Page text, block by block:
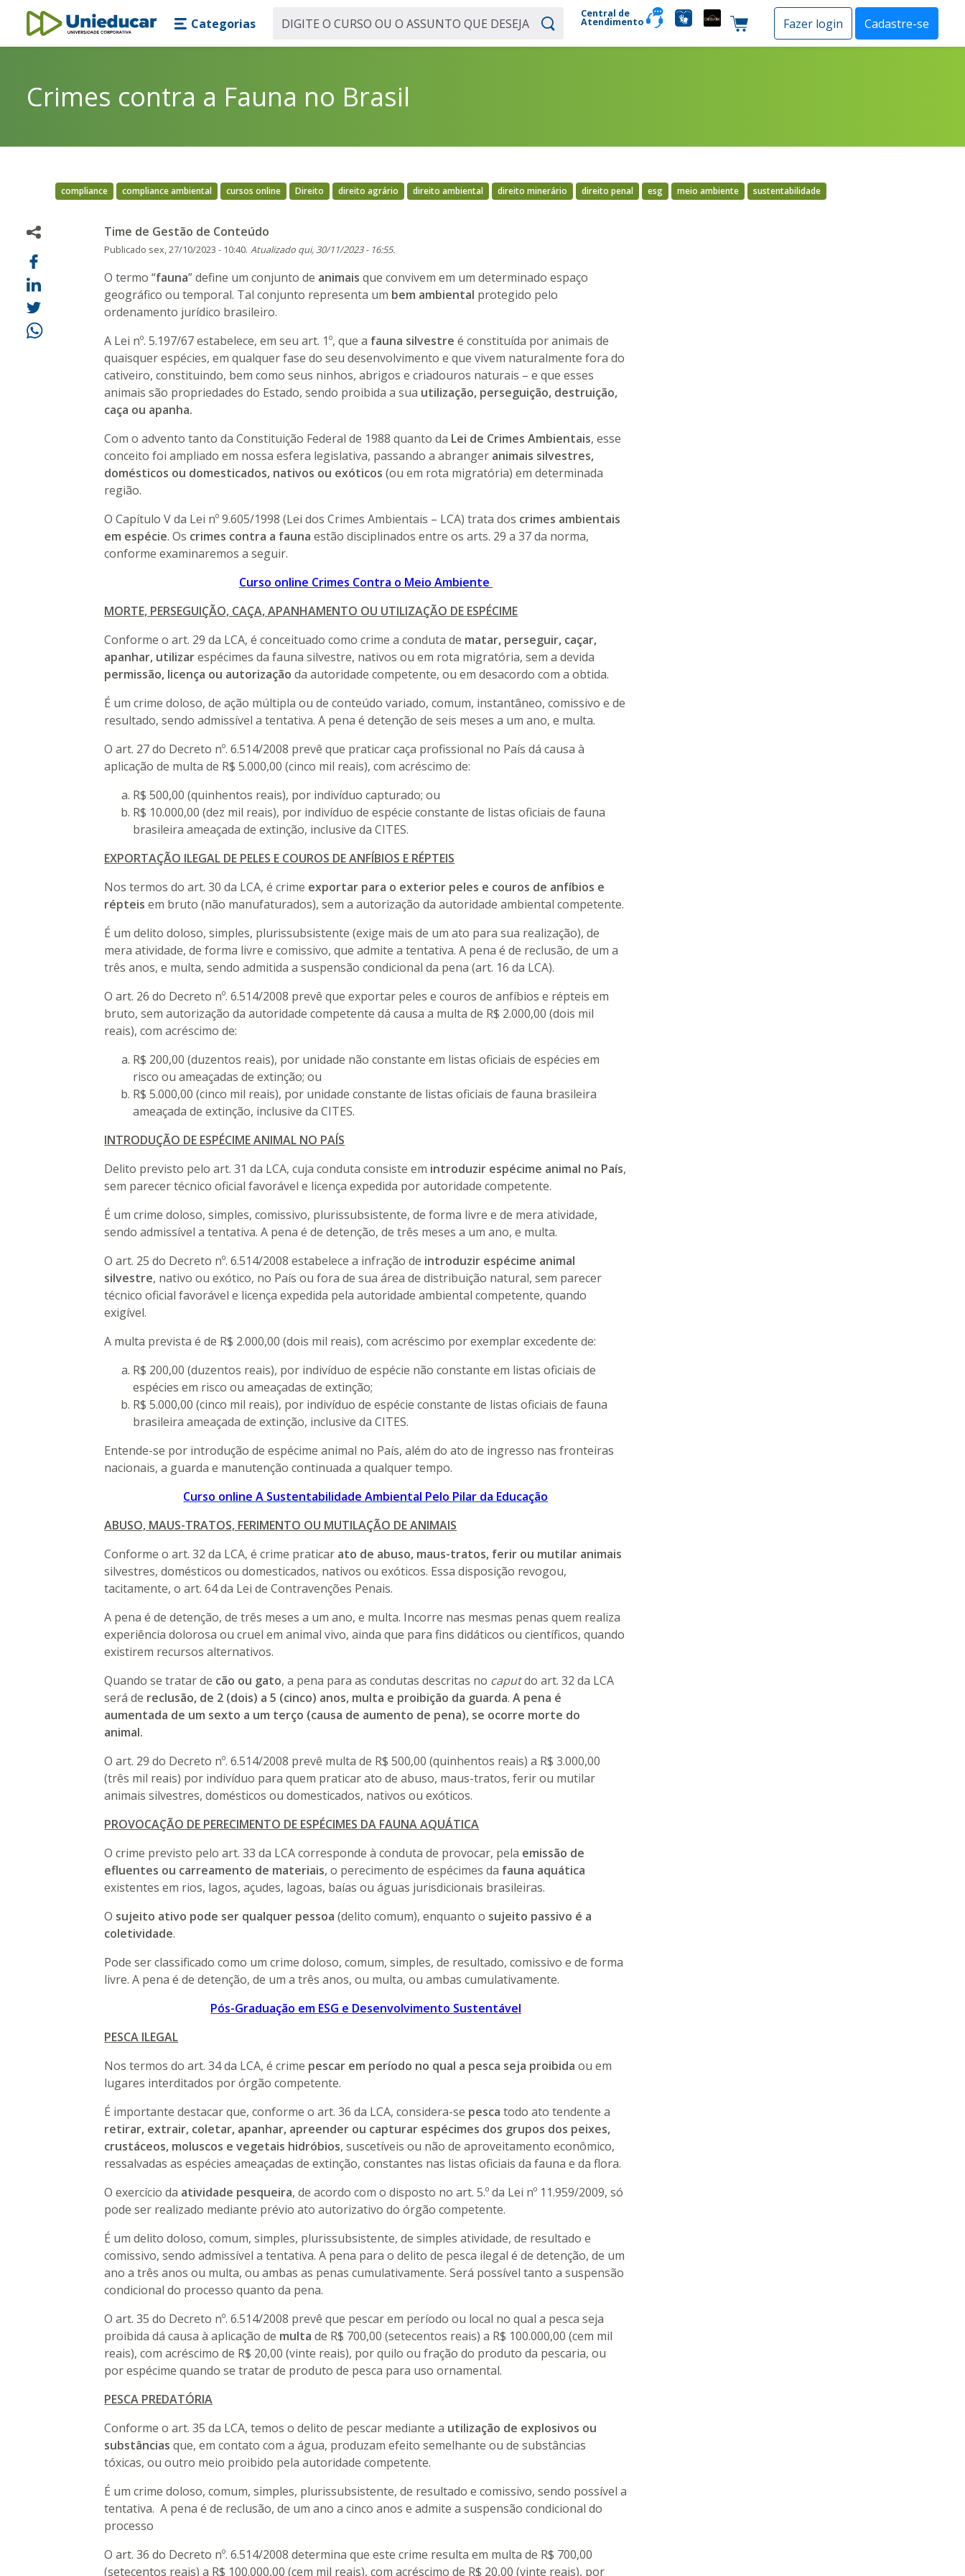
Skip main navigation
Skip to main content
Unieducar
Categorias
Central de
Atendimento Carrinho de compras
Fazer login Cadastre-se
Crimes contra a Fauna no Brasil
compliance compliance ambiental cursos online Direito direito agrário direito ambiental direito minerário direito penal esg meio ambiente sustentabilidade
Time de Gestão de Conteúdo
Publicado sex, 27/10/2023 - 10:40. Atualizado qui, 30/11/2023 - 16:55.
O termo “fauna” define um conjunto de animais que convivem em um determinado espaço
geográfico ou temporal. Tal conjunto representa um bem ambiental protegido pelo
ordenamento jurídico brasileiro.
A Lei nº. 5.197/67 estabelece, em seu art. 1º, que a fauna silvestre é constituída por animais de
quaisquer espécies, em qualquer fase do seu desenvolvimento e que vivem naturalmente fora do
cativeiro, constituindo, bem como seus ninhos, abrigos e criadouros naturais – e que esses
animais são propriedades do Estado, sendo proibida a sua utilização, perseguição, destruição,
caça ou apanha.
Com o advento tanto da Constituição Federal de 1988 quanto da Lei de Crimes Ambientais, esse
conceito foi ampliado em nossa esfera legislativa, passando a abranger animais silvestres,
domésticos ou domesticados, nativos ou exóticos (ou em rota migratória) em determinada
região.
O Capítulo V da Lei nº 9.605/1998 (Lei dos Crimes Ambientais – LCA) trata dos crimes ambientais
em espécie. Os crimes contra a fauna estão disciplinados entre os arts. 29 a 37 da norma,
conforme examinaremos a seguir.
Curso online Crimes Contra o Meio Ambiente
MORTE, PERSEGUIÇÃO, CAÇA, APANHAMENTO OU UTILIZAÇÃO DE ESPÉCIME
Conforme o art. 29 da LCA, é conceituado como crime a conduta de matar, perseguir, caçar,
apanhar, utilizarespécimes da fauna silvestre, nativos ou em rota migratória, sem a devida
permissão, licença ou autorização da autoridade competente, ou em desacordo com a obtida.
É um crime doloso, de ação múltipla ou de conteúdo variado, comum, instantâneo, comissivo e de
resultado, sendo admissível a tentativa. A pena é detenção de seis meses a um ano, e multa.
O art. 27 do Decreto nº. 6.514/2008 prevê que praticar caça profissional no País dá causa à
aplicação de multa de R$ 5.000,00 (cinco mil reais), com acréscimo de:
R$ 500,00 (quinhentos reais), por indivíduo capturado; ou
R$ 10.000,00 (dez mil reais), por indivíduo de espécie constante de listas oficiais de fauna
brasileira ameaçada de extinção, inclusive da CITES.
EXPORTAÇÃO ILEGAL DE PELES E COUROS DE ANFÍBIOS E RÉPTEIS
Nos termos do art. 30 da LCA, é crime exportar para o exterior peles e couros de anfíbios e
répteis em bruto (não manufaturados), sem a autorização da autoridade ambiental competente.
É um delito doloso, simples, plurissubsistente (exige mais de um ato para sua realização), de
mera atividade, de forma livre e comissivo, que admite a tentativa. A pena é de reclusão, de um a
três anos, e multa, sendo admitida a suspensão condicional da pena (art. 16 da LCA).
O art. 26 do Decreto nº. 6.514/2008 prevê que exportar peles e couros de anfíbios e répteis em
bruto, sem autorização da autoridade competente dá causa a multa de R$ 2.000,00 (dois mil
reais), com acréscimo de:
R$ 200,00 (duzentos reais), por unidade não constante em listas oficiais de espécies em
risco ou ameaçadas de extinção; ou
R$ 5.000,00 (cinco mil reais), por unidade constante de listas oficiais de fauna brasileira
ameaçada de extinção, inclusive da CITES.
INTRODUÇÃO DE ESPÉCIME ANIMAL NO PAÍS
Delito previsto pelo art. 31 da LCA, cuja conduta consiste em introduzir espécime animal no País,
sem parecer técnico oficial favorável e licença expedida por autoridade competente.
É um crime doloso, simples, comissivo, plurissubsistente, de forma livre e de mera atividade,
sendo admissível a tentativa. A pena é de detenção, de três meses a um ano, e multa.
O art. 25 do Decreto nº. 6.514/2008 estabelece a infração de introduzir espécime animal
silvestre, nativo ou exótico, no País ou fora de sua área de distribuição natural, sem parecer
técnico oficial favorável e licença expedida pela autoridade ambiental competente, quando
exigível.
A multa prevista é de R$ 2.000,00 (dois mil reais), com acréscimo por exemplar excedente de:
R$ 200,00 (duzentos reais), por indivíduo de espécie não constante em listas oficiais de
espécies em risco ou ameaçadas de extinção;
R$ 5.000,00 (cinco mil reais), por indivíduo de espécie constante de listas oficiais de fauna
brasileira ameaçada de extinção, inclusive da CITES.
Entende-se por introdução de espécime animal no País, além do ato de ingresso nas fronteiras
nacionais, a guarda e manutenção continuada a qualquer tempo.
Curso online A Sustentabilidade Ambiental Pelo Pilar da Educação
ABUSO, MAUS-TRATOS, FERIMENTO OU MUTILAÇÃO DE ANIMAIS
Conforme o art. 32 da LCA, é crime praticar ato de abuso, maus-tratos, ferir ou mutilar animais
silvestres, domésticos ou domesticados, nativos ou exóticos. Essa disposição revogou,
tacitamente, o art. 64 da Lei de Contravenções Penais.
A pena é de detenção, de três meses a um ano, e multa. Incorre nas mesmas penas quem realiza
experiência dolorosa ou cruel em animal vivo, ainda que para fins didáticos ou científicos, quando
existirem recursos alternativos.
Quando se tratar de cão ou gato, a pena para as condutas descritas no caputdo art. 32 da LCA
será de reclusão, de 2 (dois) a 5 (cinco) anos, multa e proibição da guarda.A pena é
aumentada de um sexto a um terço (causa de aumento de pena), se ocorre morte do
animal.
O art. 29 do Decreto nº. 6.514/2008 prevê multa de R$ 500,00 (quinhentos reais) a R$ 3.000,00
(três mil reais) por indivíduo para quem praticar ato de abuso, maus-tratos, ferir ou mutilar
animais silvestres, domésticos ou domesticados, nativos ou exóticos.
PROVOCAÇÃO DE PERECIMENTO DE ESPÉCIMES DA FAUNA AQUÁTICA
O crime previsto pelo art. 33 da LCA corresponde à conduta de provocar, pela emissão de
efluentes ou carreamento de materiais, o perecimento de espécimes da fauna aquática
existentes em rios, lagos, açudes, lagoas, baías ou águas jurisdicionais brasileiras.
O sujeito ativo pode ser qualquer pessoa (delito comum), enquanto o sujeito passivo é a
coletividade.
Pode ser classificado como um crime doloso, comum, simples, de resultado, comissivo e de forma
livre. A pena é de detenção, de um a três anos, ou multa, ou ambas cumulativamente.
Pós-Graduação em ESG e Desenvolvimento Sustentável
PESCA ILEGAL
Nos termos do art. 34 da LCA, é crime pescar em período no qual a pesca seja proibida ou em
lugares interditados por órgão competente.
É importante destacar que, conforme o art. 36 da LCA, considera-se pescatodo ato tendente a
retirar, extrair, coletar, apanhar, apreender ou capturar espécimes dos grupos dos peixes,
crustáceos, moluscos e vegetais hidróbios, suscetíveis ou não de aproveitamento econômico,
ressalvadas as espécies ameaçadas de extinção, constantes nas listas oficiais da fauna e da flora.
O exercício da atividade pesqueira, de acordo com o disposto no art. 5.º da Lei nº 11.959/2009, só
pode ser realizado mediante prévio ato autorizativo do órgão competente.
É um delito doloso, comum, simples, plurissubsistente, de simples atividade, de resultado e
comissivo, sendo admissível a tentativa. A pena para o delito de pesca ilegal é de detenção, de um
ano a três anos ou multa, ou ambas as penas cumulativamente. Será possível tanto a suspensão
condicional do processo quanto da pena.
O art. 35 do Decreto nº. 6.514/2008 prevê que pescar em período ou local no qual a pesca seja
proibida dá causa à aplicação de multa de R$ 700,00 (setecentos reais) a R$ 100.000,00 (cem mil
reais), com acréscimo de R$ 20,00 (vinte reais), por quilo ou fração do produto da pescaria, ou
por espécime quando se tratar de produto de pesca para uso ornamental.
PESCA PREDATÓRIA
Conforme o art. 35 da LCA, temos o delito de pescar mediante a utilização de explosivos ou
substâncias que, em contato com a água, produzam efeito semelhante ou de substâncias
tóxicas, ou outro meio proibido pela autoridade competente.
É um crime doloso, comum, simples, plurissubsistente, de resultado e comissivo, sendo possível a
tentativa. A pena é de reclusão, de um ano a cinco anos e admite a suspensão condicional do
processo
O art. 36 do Decreto nº. 6.514/2008 determina que este crime resulta em multa de R$ 700,00
(setecentos reais) a R$ 100.000,00 (cem mil reais), com acréscimo de R$ 20,00 (vinte reais), por